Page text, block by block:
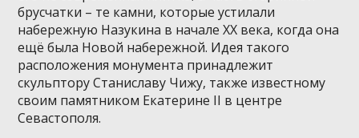
брусчатки – те камни, которые устилали
набережную Назукина в начале XX века, когда она
ещё была Новой набережной. Идея такого
расположения монумента принадлежит
скульптору Станиславу Чижу, также известному
своим памятником Екатерине II в центре
Севастополя.